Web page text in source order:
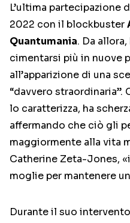
L’ultima partecipazione
2022 con il blockbuster
Quantumania. Da
cimentarsi più in nuove
all’apparizione di una
“davvero
lo caratterizza, ha
affermando che ciò gli
maggiormente alla vita
Catherine Zeta-Jones,
moglie per mantenere
Durante il suo